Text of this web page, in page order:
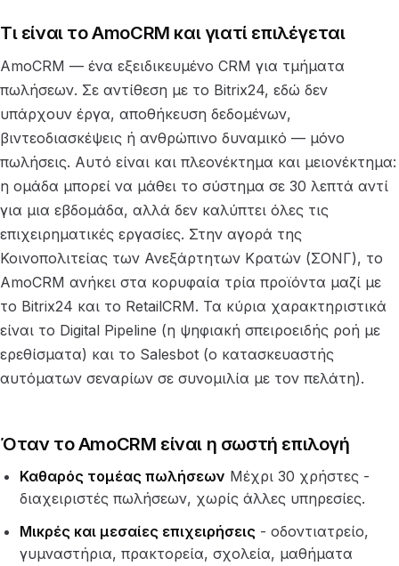
Τι είναι το AmoCRM και γιατί επιλέγεται
AmoCRM — ένα εξειδικευμένο CRM για τμήματα
πωλήσεων. Σε αντίθεση με το Bitrix24, εδώ δεν
υπάρχουν έργα, αποθήκευση δεδομένων,
βιντεοδιασκέψεις ή ανθρώπινο δυναμικό — μόνο
πωλήσεις. Αυτό είναι και πλεονέκτημα και μειονέκτημα:
η ομάδα μπορεί να μάθει το σύστημα σε 30 λεπτά αντί
για μια εβδομάδα, αλλά δεν καλύπτει όλες τις
επιχειρηματικές εργασίες. Στην αγορά της
Κοινοπολιτείας των Ανεξάρτητων Κρατών (ΣΟΝΓ), το
AmoCRM ανήκει στα κορυφαία τρία προϊόντα μαζί με
το Bitrix24 και το RetailCRM. Τα κύρια χαρακτηριστικά
είναι το Digital Pipeline (η ψηφιακή σπειροειδής ροή με
ερεθίσματα) και το Salesbot (ο κατασκευαστής
αυτόματων σεναρίων σε συνομιλία με τον πελάτη).
Όταν το AmoCRM είναι η σωστή επιλογή
Καθαρός τομέας πωλήσεων Μέχρι 30 χρήστες -
διαχειριστές πωλήσεων, χωρίς άλλες υπηρεσίες.
Μικρές και μεσαίες επιχειρήσεις - οδοντιατρείο,
γυμναστήρια, πρακτορεία, σχολεία, μαθήματα